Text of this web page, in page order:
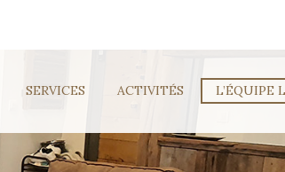
SERVICES ACTIVITÉS L’ÉQUIPE